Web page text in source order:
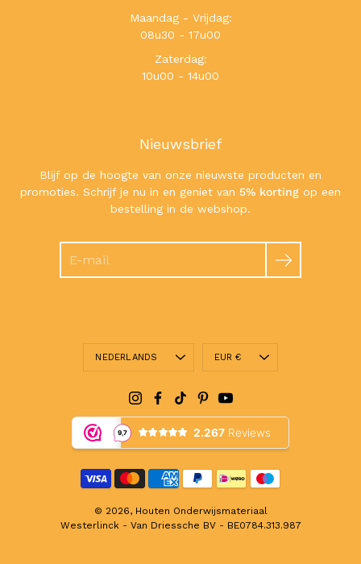
Maandag - Vrijdag:
08u30 - 17u00
Zaterdag:
10u00 - 14u00
Nieuwsbrief
Blijf op de hoogte van onze nieuwste producten en
promoties. Schrijf je nu in en geniet van 5% korting op een
bestelling in de webshop.
Taal
NEDERLANDS Valuta
EUR €
© 2026, Houten Onderwijsmateriaal
Westerlinck - Van Driessche BV - BE0784.313.987